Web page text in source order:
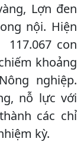
Lợn đen
nội. Hiện
con
khoảng
nghiệp.
nỗ lực với
các chỉ
kỳ.